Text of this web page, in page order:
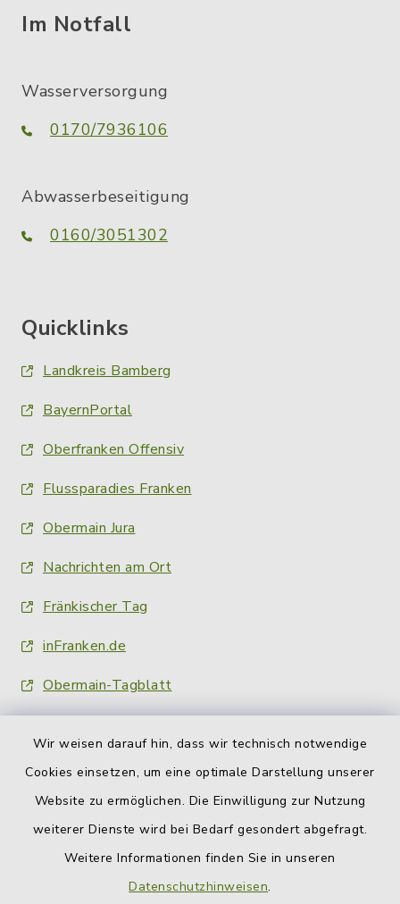
Wir weisen darauf hin, dass wir technisch notwendige
Cookies einsetzen, um eine optimale Darstellung unserer
Website zu ermöglichen. Die Einwilligung zur Nutzung
weiterer Dienste wird bei Bedarf gesondert abgefragt.
Weitere Informationen finden Sie in unseren
Datenschutzhinweisen.
Im Notfall
Wasserversorgung
0170/7936106
Abwasserbeseitigung
0160/3051302
Quicklinks
Landkreis Bamberg
BayernPortal
Oberfranken Offensiv
Flussparadies Franken
Obermain Jura
Nachrichten am Ort
Fränkischer Tag
inFranken.de
Obermain-Tagblatt
Barrierefreiheit